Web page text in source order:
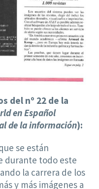
del nº 22 de la
en Español
de la información):
se están
durante todo este
la carrera de los
y más imágenes a